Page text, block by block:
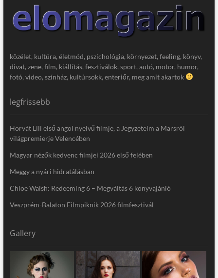
közélet, kultúra, életmód, pszichológia, környezet, feeling, könyv,
divat, zene, film, kiállítás, fesztiválok, sport, autó, motor, humor,
fotó, video, színház, kultúrsokk, enteriőr, meg amit akartok
legfrissebb
Horvát Lili első angol nyelvű filmje, a Jegyzeteim a Marsról
világpremierje Velencében
Magyar nézők kedvenc filmjei 2026 első felében
Meggy a nyári hidratálásban
Chloe Walsh: Redeeming 6 – Megváltás 6 könyvajánló
Veszprém-Balaton Filmpiknik 2026 filmfesztivál
Gallery